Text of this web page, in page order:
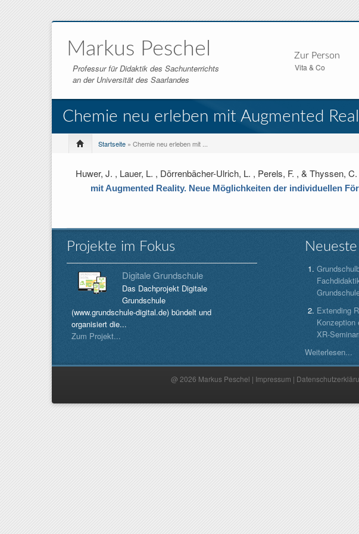
Markus Peschel
Professur für Didaktik des Sachunterrichts
an der Universität des Saarlandes
Zur Person
Vita & Co
Chemie neu erleben mit Augmented
Startseite » Chemie neu erleben mit ...
Huwer, J. , Lauer, L. , Dörrenbächer-Ulrich, L. , Perels, F. , & Thyssen, C.
mit Augmented Reality. Neue Möglichkeiten der individuellen
Projekte im Fokus
Digitale Grundschule
Das Dachprojekt Digitale
Grundschule
(www.grundschule-digital.de) bündelt und
organisiert die...
Zum Projekt...
Extending
Konzeption
XR-
Weiterlesen...
@ 2026 Markus Peschel | Impressum |